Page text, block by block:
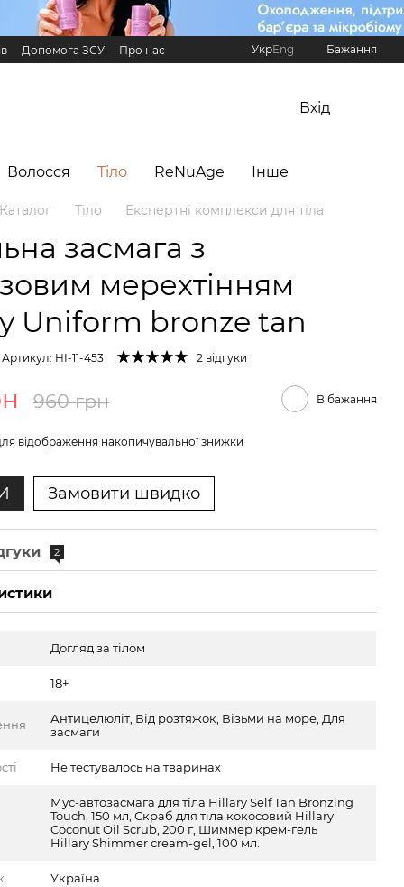
Допомога ЗСУ
Про нас
Реферальна програма Hillary
УкрEng Бажання
Вхід
Волосся Тіло ReNuAge Інше
Каталог Тіло Експертні комплекси для тіла
засмага з
мерехтінням
Uniform bronze tan
Артикул: HI-11-453 2 відгуки
960 грн В бажання
відображення накопичувальної знижки
Замовити швидко
2
Догляд за тілом
18+
Антицелюліт, Від розтяжок, Візьми на море, Для
засмаги
Не тестувалось на тваринах
Мус-автозасмага для тіла Hillary Self Tan Bronzing
Touch, 150 мл, Скраб для тіла кокосовий Hillary
Coconut Oil Scrub, 200 г, Шиммер крем-гель
Hillary Shimmer cream-gel, 100 мл.
Україна